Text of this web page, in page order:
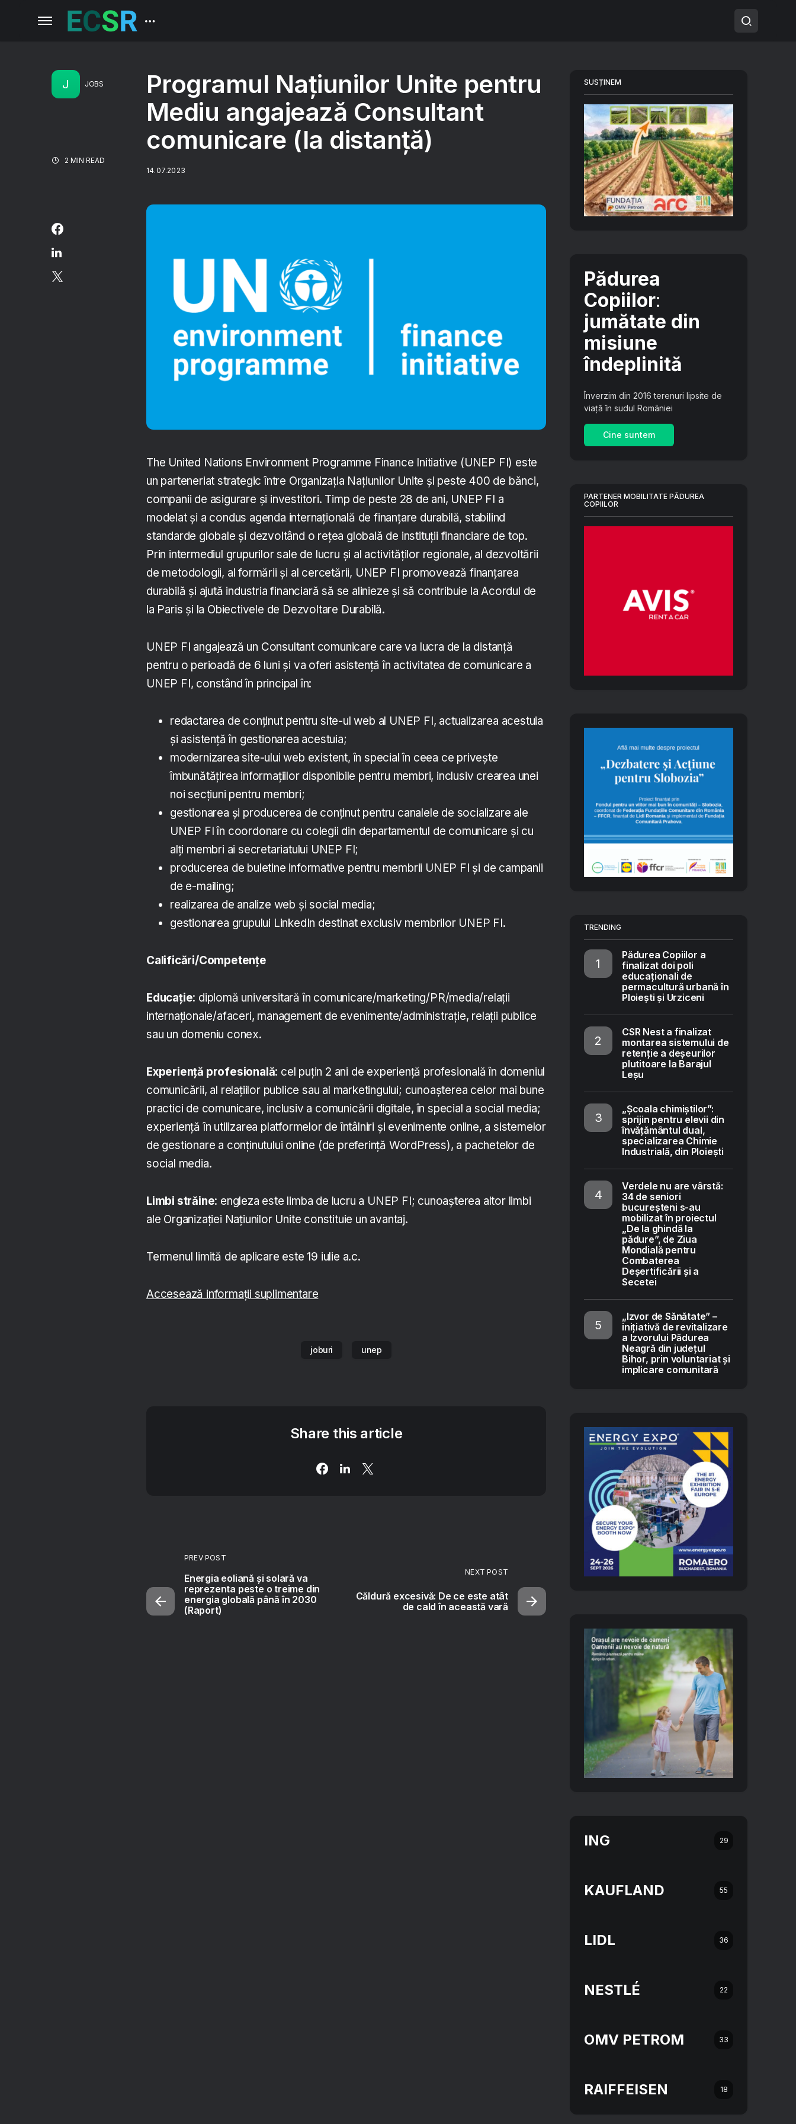
J JOBS
2 MIN READ
Programul Națiunilor Unite pentru
Mediu angajează Consultant
comunicare (la distanță)
14.07.2023
The United Nations Environment Programme Finance Initiative (UNEP FI) este
un parteneriat strategic între Organizația Națiunilor Unite și peste 400 de bănci,
companii de asigurare și investitori. Timp de peste 28 de ani, UNEP FI a
modelat și a condus agenda internațională de finanțare durabilă, stabilind
standarde globale și dezvoltând o rețea globală de instituții financiare de top.
Prin intermediul grupurilor sale de lucru și al activităților regionale, al dezvoltării
de metodologii, al formării și al cercetării, UNEP FI promovează finanțarea
durabilă și ajută industria financiară să se alinieze și să contribuie la Acordul de
la Paris și la Obiectivele de Dezvoltare Durabilă.
UNEP FI angajează un Consultant comunicare care va lucra de la distanță
pentru o perioadă de 6 luni și va oferi asistență în activitatea de comunicare a
UNEP FI, constând în principal în:
redactarea de conținut pentru site-ul web al UNEP FI, actualizarea acestuia
și asistență în gestionarea acestuia;
modernizarea site-ului web existent, în special în ceea ce privește
îmbunătățirea informațiilor disponibile pentru membri, inclusiv crearea unei
noi secțiuni pentru membri;
gestionarea și producerea de conținut pentru canalele de socializare ale
UNEP FI în coordonare cu colegii din departamentul de comunicare și cu
alți membri ai secretariatului UNEP FI;
producerea de buletine informative pentru membrii UNEP FI și de campanii
de e-mailing;
realizarea de analize web și social media;
gestionarea grupului LinkedIn destinat exclusiv membrilor UNEP FI.
Calificări/Competențe
Educație: diplomă universitară în comunicare/marketing/PR/media/relații
internaționale/afaceri, management de evenimente/administrație, relații publice
sau un domeniu conex.
Experiență profesională: cel puțin 2 ani de experiență profesională în domeniul
comunicării, al relațiilor publice sau al marketingului; cunoașterea celor mai bune
practici de comunicare, inclusiv a comunicării digitale, în special a social media;
experiență în utilizarea platformelor de întâlniri și evenimente online, a sistemelor
de gestionare a conținutului online (de preferință WordPress), a pachetelor de
social media.
Limbi străine: engleza este limba de lucru a UNEP FI; cunoașterea altor limbi
ale Organizației Națiunilor Unite constituie un avantaj.
Termenul limită de aplicare este 19 iulie a.c.
Accesează informații suplimentare
joburi unep
Share this article
PREV POST
Energia eoliană și solară va
reprezenta peste o treime din
energia globală până în 2030
(Raport)
NEXT POST
Căldură excesivă: De ce este atât
de cald în această vară
SUSȚINEM
Pădurea
Copiilor:
jumătate din
misiune
îndeplinită
Înverzim din 2016 terenuri lipsite de
viață în sudul României
Cine suntem
PARTENER MOBILITATE PĂDUREA
COPIILOR
TRENDING
Pădurea Copiilor a
finalizat doi poli
educaționali de
permacultură urbană în
Ploiești și Urziceni
CSR Nest a finalizat
montarea sistemului de
retenție a deșeurilor
plutitoare la Barajul
Leșu
„Școala chimiștilor”:
sprijin pentru elevii din
învățământul dual,
specializarea Chimie
Industrială, din Ploiești
Verdele nu are vârstă:
34 de seniori
bucureșteni s-au
mobilizat în proiectul
„De la ghindă la
pădure”, de Ziua
Mondială pentru
Combaterea
Deșertificării și a
Secetei
„Izvor de Sănătate” –
inițiativă de revitalizare
a Izvorului Pădurea
Neagră din județul
Bihor, prin voluntariat și
implicare comunitară
ING 29
KAUFLAND 55
LIDL 36
NESTLÉ 22
OMV PETROM 33
RAIFFEISEN 18